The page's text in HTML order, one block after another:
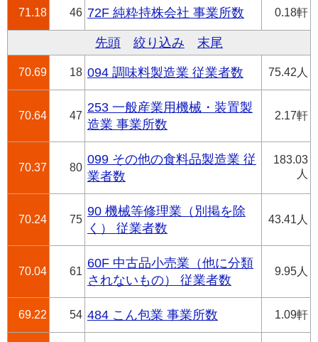
71.18 46 72F 純粋持株会社 事業所数 0.18軒
先頭 絞り込み 末尾
70.69 18 094 調味料製造業 従業者数 75.42人
70.64 47
253 一般産業用機械・装置製
造業 事業所数
2.17軒
70.37 80
099 その他の食料品製造業 従
業者数
183.03
人
70.24 75
90 機械等修理業（別掲を除
く） 従業者数
43.41人
70.04 61
60F 中古品小売業（他に分類
されないもの） 従業者数
9.95人
69.22 54 484 こん包業 事業所数 1.09軒